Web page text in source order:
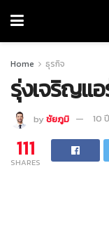
Home ธุรกิจ
รุ่งเจริญแ
by ชัยภูมิ 10
111
SHARES